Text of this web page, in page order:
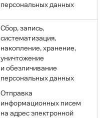
персональных данных
Сбор, запись,
систематизация,
накопление, хранение,
уничтожение
и обезличивание
персональных данных
Отправка
информационных писем
на адрес электронной